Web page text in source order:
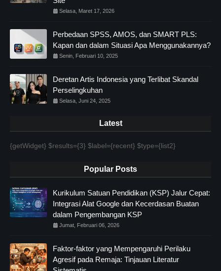
Selasa, Maret 17, 2026
Perbedaan SPSS, AMOS, dan SMART PLS:
Kapan dan dalam Situasi Apa Menggunakannya?
Senin, Februari 10, 2025
Deretan Artis Indonesia yang Terlibat Skandal
Perselingkuhan
Selasa, Juni 24, 2025
Latest
{getWidget} $results={3} $label={recent} $type={list2}
Popular Posts
Kurikulum Satuan Pendidikan (KSP) Jalur Cepat:
Integrasi Alat Google dan Kecerdasan Buatan
dalam Pengembangan KSP
Jumat, Februari 06, 2026
Faktor-faktor yang Mempengaruhi Perilaku
Agresif pada Remaja: Tinjauan Literatur